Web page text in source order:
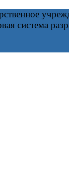
система